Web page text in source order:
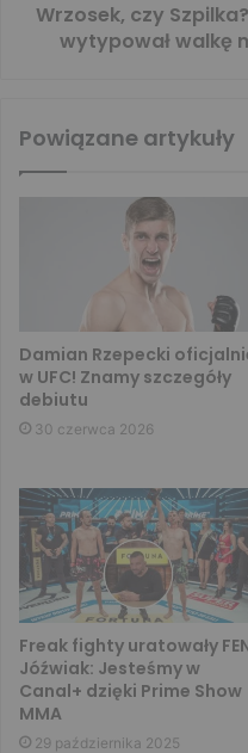
Wrzosek, czy
wytypował walkę
Powiązane artykuły
Damian Rzepecki
w UFC! Znamy szczegóły
debiutu
30 czerwca 2026
Freak fighty uratowały
Jóźwiak: Jesteśmy w
Canal+ dzięki Prime Show
MMA
29 października 2025